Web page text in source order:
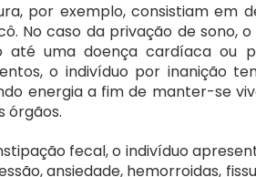
por exemplo, consistiam em
No caso da privação de sono,
até uma doença cardíaca ou
o indivíduo por inanição
energia a fim de manter-se
órgãos.
fecal, o indivíduo
ansiedade, hemorroidas,